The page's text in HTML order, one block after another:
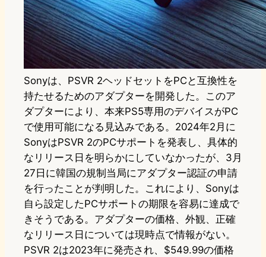
Sonyは、PSVR 2ヘッドセットをPCと互換性を
持たせるためのアダプターを開発した。このア
ダプターにより、本来PS5専用のデバイスがPC
で使用可能になる見込みである。2024年2月に
SonyはPSVR 2のPCサポートを発表し、具体的
なリリース日を明らかにしていなかったが、3月
27日に韓国の規制当局にアダプター認証の申請
を行ったことが判明した。これにより、Sonyは
自ら設定したPCサポートの期限を容易に達成で
きそうである。アダプターの価格、外観、正確
なリリース日については現時点で情報がない。
PSVR 2は2023年に発売され、$549.99の価格